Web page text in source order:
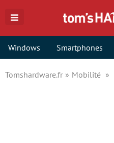
Windows Smartphones
Tomshardware.fr Mobilité